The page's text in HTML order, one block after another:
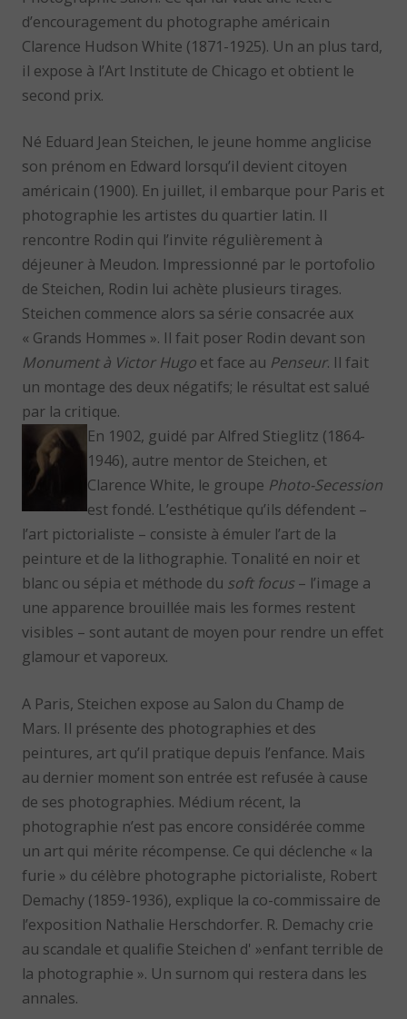
d’encouragement du photographe américain
Clarence Hudson White (1871-1925). Un an plus tard,
il expose à l’Art Institute de Chicago et obtient le
second prix.
Né Eduard Jean Steichen, le jeune homme anglicise
son prénom en Edward lorsqu’il devient citoyen
américain (1900). En juillet, il embarque pour Paris et
photographie les artistes du quartier latin. Il
rencontre Rodin qui l’invite régulièrement à
déjeuner à Meudon. Impressionné par le portofolio
de Steichen, Rodin lui achète plusieurs tirages.
Steichen commence alors sa série consacrée aux
« Grands Hommes ». Il fait poser Rodin devant son
Monument à Victor Hugo et face au Penseur. Il fait
un montage des deux négatifs; le résultat est salué
par la critique.
En 1902, guidé par Alfred Stieglitz (1864-
1946), autre mentor de Steichen, et
Clarence White, le groupe Photo-Secession
est fondé. L’esthétique qu’ils défendent –
l’art pictorialiste – consiste à émuler l’art de la
peinture et de la lithographie. Tonalité en noir et
blanc ou sépia et méthode du soft focus – l’image a
une apparence brouillée mais les formes restent
visibles – sont autant de moyen pour rendre un effet
glamour et vaporeux.
A Paris, Steichen expose au Salon du Champ de
Mars. Il présente des photographies et des
peintures, art qu’il pratique depuis l’enfance. Mais
au dernier moment son entrée est refusée à cause
de ses photographies. Médium récent, la
photographie n’est pas encore considérée comme
un art qui mérite récompense. Ce qui déclenche « la
furie » du célèbre photographe pictorialiste, Robert
Demachy (1859-1936), explique la co-commissaire de
l’exposition Nathalie Herschdorfer. R. Demachy crie
au scandale et qualifie Steichen d' »enfant terrible de
la photographie ». Un surnom qui restera dans les
annales.